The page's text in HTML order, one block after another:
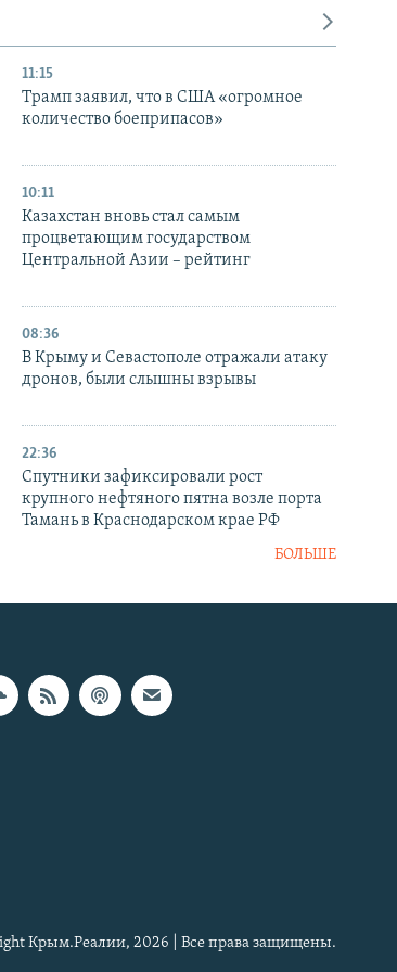
11:15
Трамп заявил, что в США «огромное
количество боеприпасов»
10:11
Казахстан вновь стал самым
процветающим государством
Центральной Азии – рейтинг
08:36
В Крыму и Севастополе отражали атаку
дронов, были слышны взрывы
22:36
Спутники зафиксировали рост
крупного нефтяного пятна возле порта
Тамань в Краснодарском крае РФ
БОЛЬШЕ
Крым.Реалии, 2026 | Все права защищены.